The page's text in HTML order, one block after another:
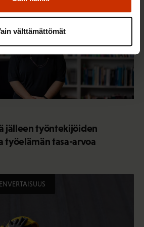
välttämättömät
jälleen työntekijöiden
työelämän tasa-arvoa